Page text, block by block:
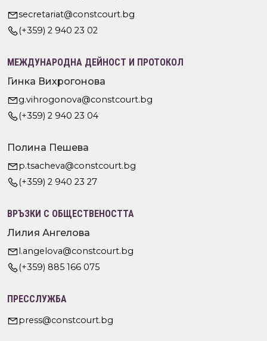
secretariat@constcourt.bg
(+359) 2 940 23 02
МЕЖДУНАРОДНА ДЕЙНОСТ И ПРОТОКОЛ
Гинка Вихрогонова
g.vihrogonova@constcourt.bg
(+359) 2 940 23 04
Полина Пешева
p.tsacheva@constcourt.bg
(+359) 2 940 23 27
ВРЪЗКИ С ОБЩЕСТВЕНОСТТА
Лилия Ангелова
l.angelova@constcourt.bg
(+359) 885 166 075
ПРЕССЛУЖБА
press@constcourt.bg